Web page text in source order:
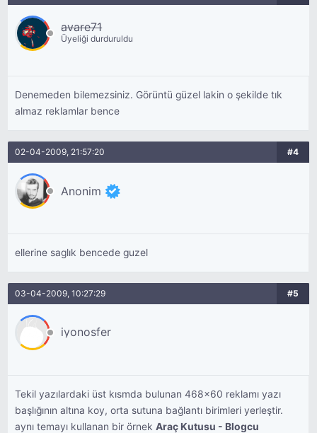
avare71
Üyeliği durduruldu
Denemeden bilemezsiniz. Görüntü güzel lakin o şekilde tık
almaz reklamlar bence
02-04-2009, 21:57:20 #4
Anonim
ellerine saglık bencede guzel
03-04-2009, 10:27:29 #5
iyonosfer
Tekil yazılardaki üst kısmda bulunan 468x60 reklamı yazı
başlığının altına koy, orta sutuna bağlantı birimleri yerleştir.
aynı temayı kullanan bir örnekAraç Kutusu - Blogcu